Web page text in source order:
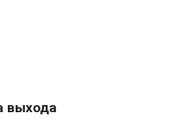
выхода